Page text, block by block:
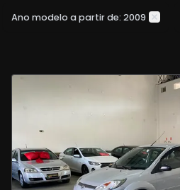
Ano modelo a partir de: 2009